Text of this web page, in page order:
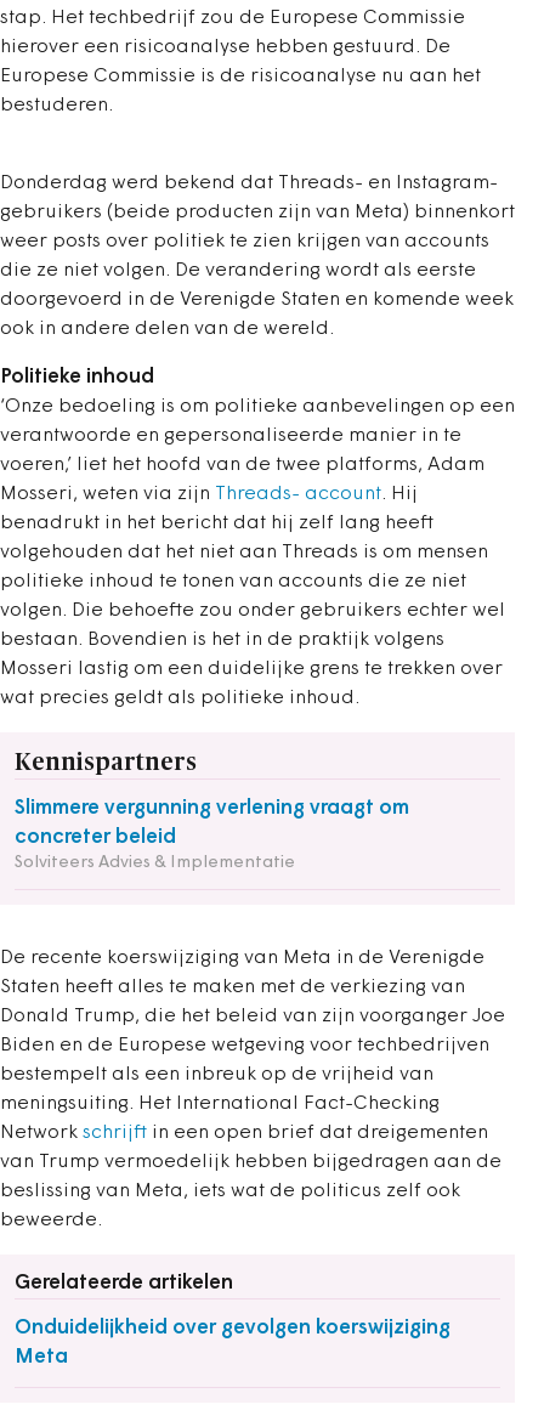
stap. Het techbedrijf zou de Europese Commissie
hierover een risicoanalyse hebben gestuurd. De
Europese Commissie is de risicoanalyse nu aan het
bestuderen.
Donderdag werd bekend dat Threads- en Instagram-
gebruikers (beide producten zijn van Meta) binnenkort
weer posts over politiek te zien krijgen van accounts
die ze niet volgen. De verandering wordt als eerste
doorgevoerd in de Verenigde Staten en komende week
ook in andere delen van de wereld.
Politieke inhoud
‘Onze bedoeling is om politieke aanbevelingen op een
verantwoorde en gepersonaliseerde manier in te
voeren,’ liet het hoofd van de twee platforms, Adam
Mosseri, weten via zijn
Threads- account. Hij
benadrukt in het bericht dat hij zelf lang heeft
volgehouden dat het niet aan Threads is om mensen
politieke inhoud te tonen van accounts die ze niet
volgen. Die behoefte zou onder gebruikers echter wel
bestaan. Bovendien is het in de praktijk volgens
Mosseri lastig om een duidelijke grens te trekken over
wat precies geldt als politieke inhoud.
Kennispartners
Slimmere vergunning verlening vraagt om
concreter beleid
Solviteers Advies & Implementatie
De recente koerswijziging van Meta in de Verenigde
Staten heeft alles te maken met de verkiezing van
Donald Trump, die het beleid van zijn voorganger Joe
Biden en de Europese wetgeving voor techbedrijven
bestempelt als een inbreuk op de vrijheid van
meningsuiting. Het International Fact-Checking
Network schrijft in een open brief dat dreigementen
van Trump vermoedelijk hebben bijgedragen aan de
beslissing van Meta, iets wat de politicus zelf ook
beweerde.
Gerelateerde artikelen
Onduidelijkheid over gevolgen koerswijziging
Meta